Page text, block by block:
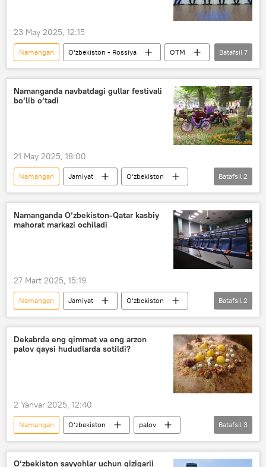
23 May 2025, 12:15
Namangan O‘zbekiston - Rossiya
OTM
oliy ta’lim muassasalari
Oliy ta’lim, fan va innovatsiyalar vazirligi
hamkorlik
Jamiyat
Batafsil 7
Namanganda navbatdagi gullar festivali
bo‘lib o‘tadi
21 May 2025, 18:00
Namangan Jamiyat
O‘zbekiston
gulchilik
festival
Batafsil 2
Namanganda O‘zbekiston-Qatar kasbiy
mahorat markazi ochiladi
27 Mart 2025, 15:19
Namangan Jamiyat
O‘zbekiston
Qatar
ta’lim
Batafsil 2
Dekabrda eng qimmat va eng arzon
palov qaysi hududlarda sotildi?
2 Yanvar 2025, 12:40
Namangan O‘zbekiston
palov
narx-navo
Milliy statistika qo‘mitasi
Toshkent
Batafsil 3
O‘zbekiston sayyohlar uchun qiziqarli